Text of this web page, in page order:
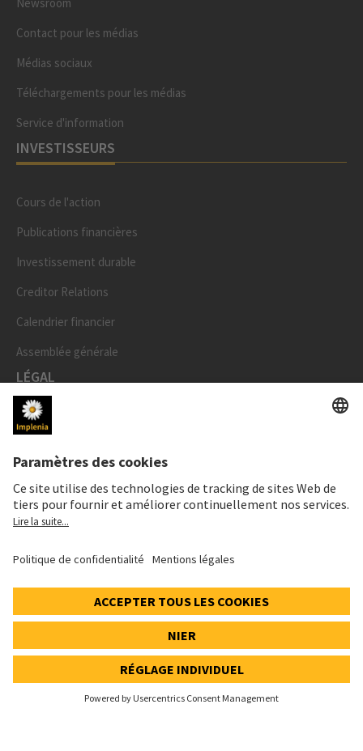
Contact pour les médias
Médias sociaux
Téléchargements pour les médias
Service d'information
INVESTISSEURS
Cours de l'action
Publications financières
Investissement durable
Creditor Relations
Calendrier financier
Assemblée générale
LÉGAL
Mentions légales
Données personnelles
Déclaration cookies et social media
Paramètres de confidentialité
SWX: Implenia AG
62,30 CHF
0,00 CHF (0,00%)